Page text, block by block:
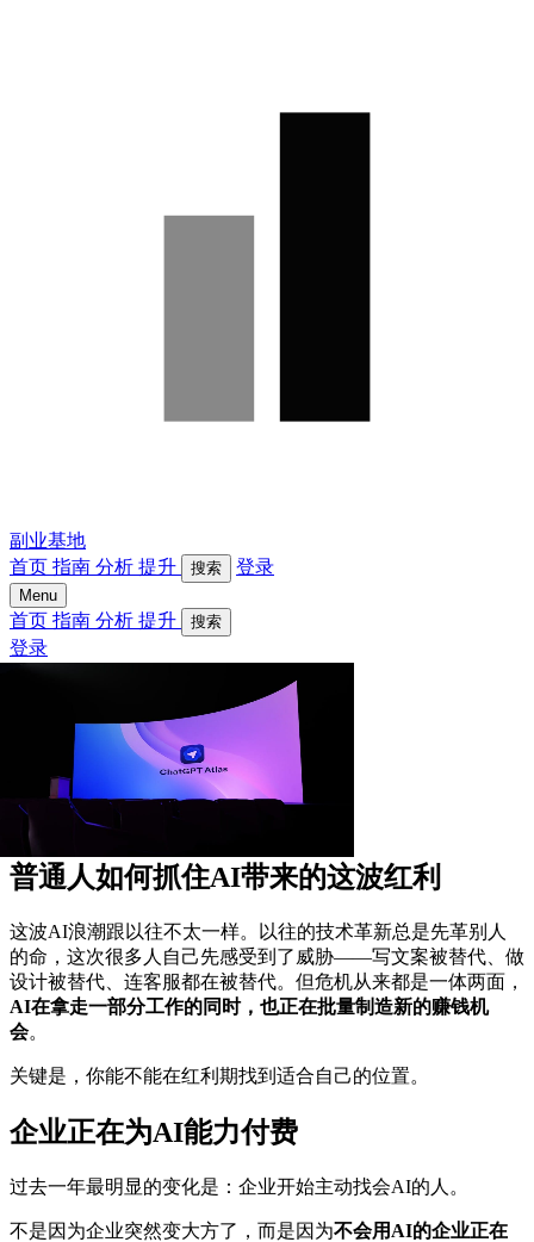
副业基地
首页 指南 分析 提升 搜索 登录
Menu
首页 指南 分析 提升 搜索
登录
普通人如何抓住AI带来的这波红利
这波AI浪潮跟以往不太一样。以往的技术革新总是先革别人
的命，这次很多人自己先感受到了威胁——写文案被替代、做
设计被替代、连客服都在被替代。但危机从来都是一体两面，
AI在拿走一部分工作的同时，也正在批量制造新的赚钱机
会。
关键是，你能不能在红利期找到适合自己的位置。
企业正在为AI能力付费
过去一年最明显的变化是：企业开始主动找会AI的人。
不是因为企业突然变大方了，而是因为不会用AI的企业正在